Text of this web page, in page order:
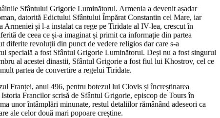
Sfântului Grigorie Luminătorul. Armenia a devenit așadar
datorită Edictului Sfântului Împărat Constantin cel Mare, iar
și l-a instalat ca rege pe Tiridate al IV-lea, crescut în
de ceea ce și-a imaginat și primit ca informație din partea
diferite revoluții din punct de vedere religios dar care s-a
specială a fost Sfântul Grigorie Luminătorul. Deși nu a fost singurul
al acestei dinastii, Sfântul Grigorie a fost fiul lui Khostrov, cel ce
partea de convertire a regelui Tiridate.
Franței, anul 496, pentru botezul lui Clovis și încreștinarea
Francilor scrisă de Sfântul Grigorie, episcop de Tours în
unor întâmplări minunate, restul detaliilor rămânând adeseori ca
ale celor două mari popoare creștine.